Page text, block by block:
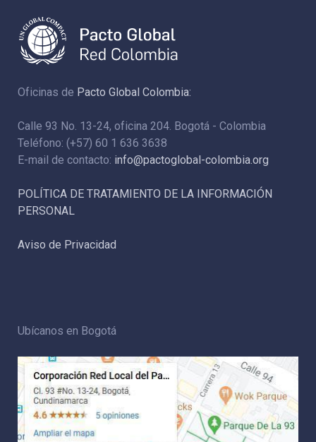
Oficinas de Pacto Global Colombia:
Calle 93 No. 13-24, oficina 204. Bogotá - Colombia
Teléfono: (+57) 60 1 636 3638
E-mail de contacto: info@pactoglobal-colombia.org
POLÍTICA DE TRATAMIENTO DE LA INFORMACIÓN
PERSONAL
Aviso de Privacidad
Ubícanos en Bogotá